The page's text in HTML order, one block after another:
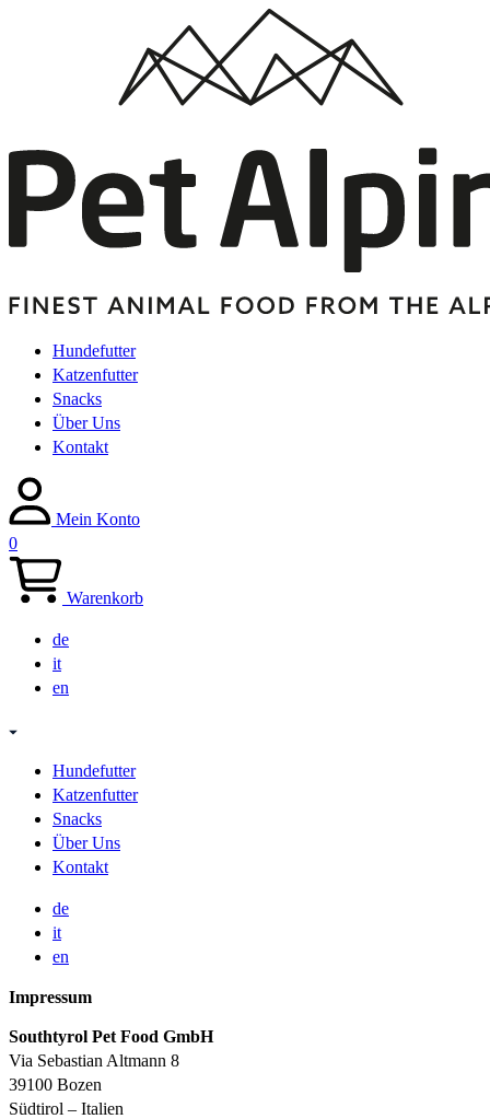
Hundefutter
Katzenfutter
Snacks
Über Uns
Kontakt
Mein Konto
0
Warenkorb
de
it
en
Hundefutter
Katzenfutter
Snacks
Über Uns
Kontakt
de
it
en
Impressum
Southtyrol Pet Food GmbH
Via Sebastian Altmann 8
39100 Bozen
Südtirol – Italien